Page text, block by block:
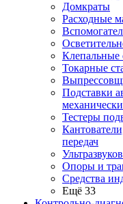
Домкраты
Расходные
Клепальные
Токарные
Подставки
Тестеры
передач
Опоры и
Средства
Ещё 33